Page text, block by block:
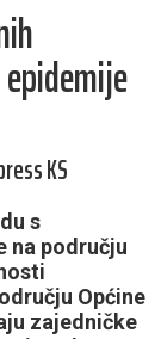
KS
s
na području
Općine
zajedničke